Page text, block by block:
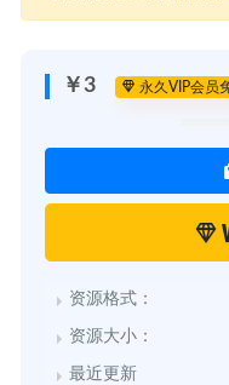
￥3 永久VIP会员
资源格式：
资源大小：
最近更新